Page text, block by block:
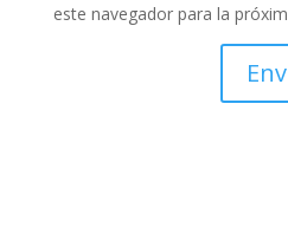
este navegador para la